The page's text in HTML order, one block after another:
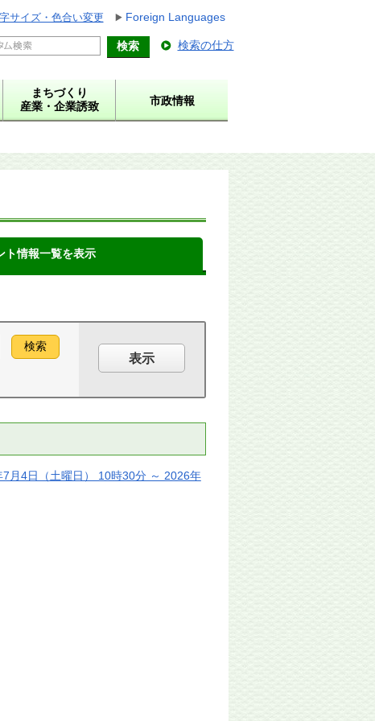
サイズ・色合い変更 Foreign Languages
検索の仕方
まちづくり
産業・企業誘致
市政情報
ト情報一覧を表示
月4日（土曜日） 10時30分 ～ 2026年